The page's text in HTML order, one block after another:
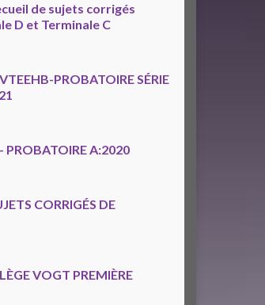
de sujets corrigés
D et Terminale C
PROBATOIRE SÉRIE
PROBATOIRE A:2020
CORRIGÉS DE
VOGT PREMIÈRE